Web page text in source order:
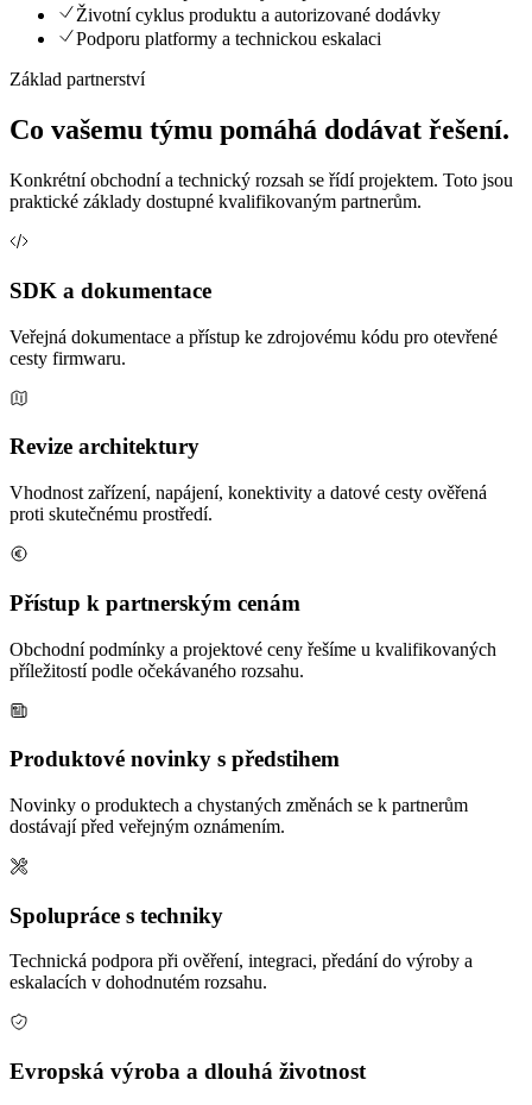
Životní cyklus produktu a autorizované dodávky
Podporu platformy a technickou eskalaci
Základ partnerství
Co vašemu týmu pomáhá dodávat řešení.
Konkrétní obchodní a technický rozsah se řídí projektem. Toto jsou
praktické základy dostupné kvalifikovaným partnerům.
SDK a dokumentace
Veřejná dokumentace a přístup ke zdrojovému kódu pro otevřené
cesty firmwaru.
Revize architektury
Vhodnost zařízení, napájení, konektivity a datové cesty ověřená
proti skutečnému prostředí.
Přístup k partnerským cenám
Obchodní podmínky a projektové ceny řešíme u kvalifikovaných
příležitostí podle očekávaného rozsahu.
Produktové novinky s předstihem
Novinky o produktech a chystaných změnách se k partnerům
dostávají před veřejným oznámením.
Spolupráce s techniky
Technická podpora při ověření, integraci, předání do výroby a
eskalacích v dohodnutém rozsahu.
Evropská výroba a dlouhá životnost